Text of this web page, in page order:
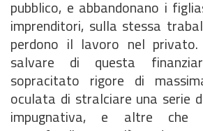
pubblico, e abbandonano i
imprenditori, sulla stessa
perdono il lavoro nel
salvare di questa
sopracitato rigore di
oculata di stralciare una serie
impugnativa, e altre che